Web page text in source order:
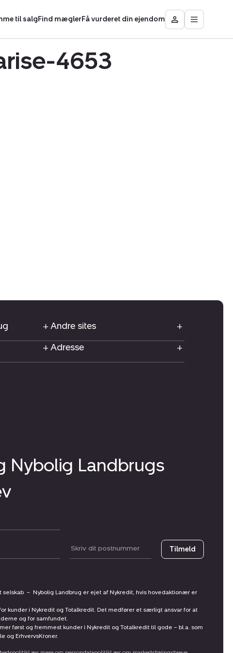
til salgFind mæglerFå vurderet din ejendom
Besøg
Mit
Åbn
4653
Andre sites
Adresse
Nybolig Landbrugs
Postnummer Tilmeld
selskab – Nybolig Landbrug er ejet af Nykredit, hvis hovedaktionær er
kunder i Nykredit og Totalkredit. Det medfører et særligt ansvar for at
og for samfundet.
først og fremmest kunder i Nykredit og Totalkredit til gode – bl.a. som
og ErhvervsKroner.